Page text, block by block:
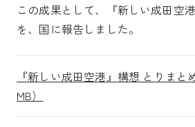
この成果として、『新しい成田空
を、国に報告しました。
『新しい成田空港』構想 とりまと
MB）